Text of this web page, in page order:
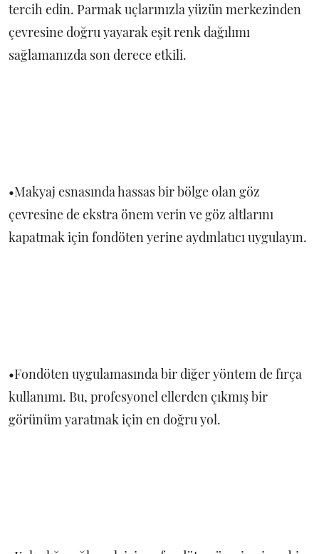
tercih edin. Parmak uçlarınızla yüzün merkezinden
çevresine doğru yayarak eşit renk dağılımı
sağlamanızda son derece etkili.
•Makyaj esnasında hassas bir bölge olan göz
çevresine de ekstra önem verin ve göz altlarını
kapatmak için fondöten yerine aydınlatıcı uygulayın.
•Fondöten uygulamasında bir diğer yöntem de fırça
kullanımı. Bu, profesyonel ellerden çıkmış bir
görünüm yaratmak için en doğru yol.